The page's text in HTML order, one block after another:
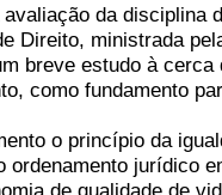
da disciplina
Direito, ministrada
breve estudo à
como fundamento
o princípio da
ordenamento jurídico
de qualidade de